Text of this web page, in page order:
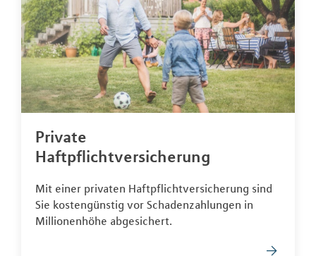
Private
Haftpflichtversicherung
Mit einer privaten Haftpflichtversicherung sind
Sie kostengünstig vor Schadenzahlungen in
Millionenhöhe abgesichert.